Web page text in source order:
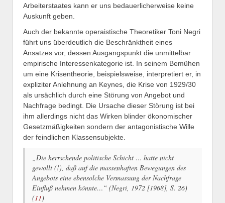
Arbeiterstaates kann er uns bedauerlicherweise keine
Auskunft geben.
Auch der bekannte operaistische Theoretiker Toni Negri
führt uns überdeutlich die Beschränktheit eines
Ansatzes vor, dessen Ausgangspunkt die unmittelbar
empirische Interessenkategorie ist. In seinem Bemühen
um eine Krisentheorie, beispielsweise, interpretiert er, in
expliziter Anlehnung an Keynes, die Krise von 1929/30
als ursächlich durch eine Störung von Angebot und
Nachfrage bedingt. Die Ursache dieser Störung ist bei
ihm allerdings nicht das Wirken blinder ökonomischer
Gesetzmäßigkeiten sondern der antagonistische Wille
der feindlichen Klassensubjekte.
„Die herrschende politische Schicht … hatte nicht
gewollt (!), daß auf die massenhaften Bewegungen des
Angebots eine ebensolche Vermassung der Nachfrage
Einfluß nehmen könnte…“ (Negri, 1972 [1968], S. 26)
(11)